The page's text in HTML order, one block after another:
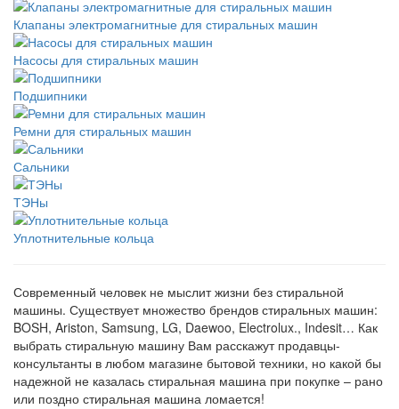
Клапаны электромагнитные для стиральных машин
Насосы для стиральных машин
Подшипники
Ремни для стиральных машин
Сальники
ТЭНы
Уплотнительные кольца
Современный человек не мыслит жизни без стиральной
машины. Существует множество брендов стиральных машин:
BOSH, Ariston, Samsung, LG, Daewoo, Electrolux., Indesit… Как
выбрать стиральную машину Вам расскажут продавцы-
консультанты в любом магазине бытовой техники, но какой бы
надежной не казалась стиральная машина при покупке – рано
или поздно стиральная машина ломается!